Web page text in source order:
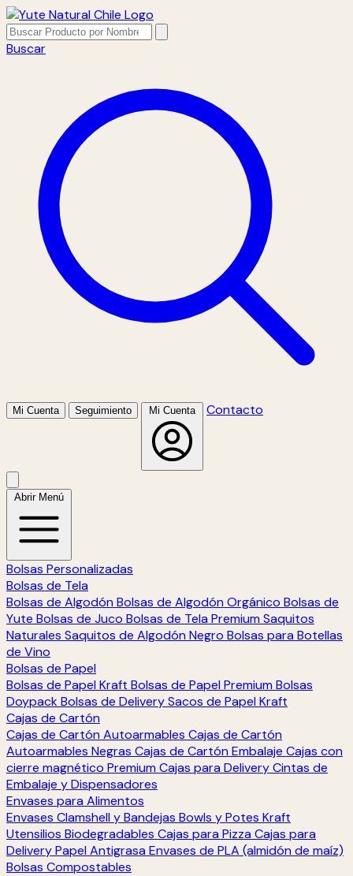
Buscar
Mi Cuenta Seguimiento Mi Cuenta Contacto
Abrir Menú
Bolsas Personalizadas
Bolsas de Tela
Bolsas de Algodón Bolsas de Algodón Orgánico Bolsas de
Yute Bolsas de Juco Bolsas de Tela Premium Saquitos
Naturales Saquitos de Algodón Negro Bolsas para Botellas
de Vino
Bolsas de Papel
Bolsas de Papel Kraft Bolsas de Papel Premium Bolsas
DoypackBolsas de DeliverySacos de Papel Kraft
Cajas de Cartón
Cajas de Cartón Autoarmables Cajas de Cartón
Autoarmables Negras Cajas de Cartón Embalaje Cajas con
cierre magnético Premium Cajas para DeliveryCintas de
Embalaje y Dispensadores
Envases para Alimentos
Envases Clamshell y Bandejas Bowls y Potes Kraft
Utensilios Biodegradables Cajas para Pizza Cajas para
DeliveryPapel Antigrasa Envases de PLA (almidón de maíz)
Bolsas Compostables